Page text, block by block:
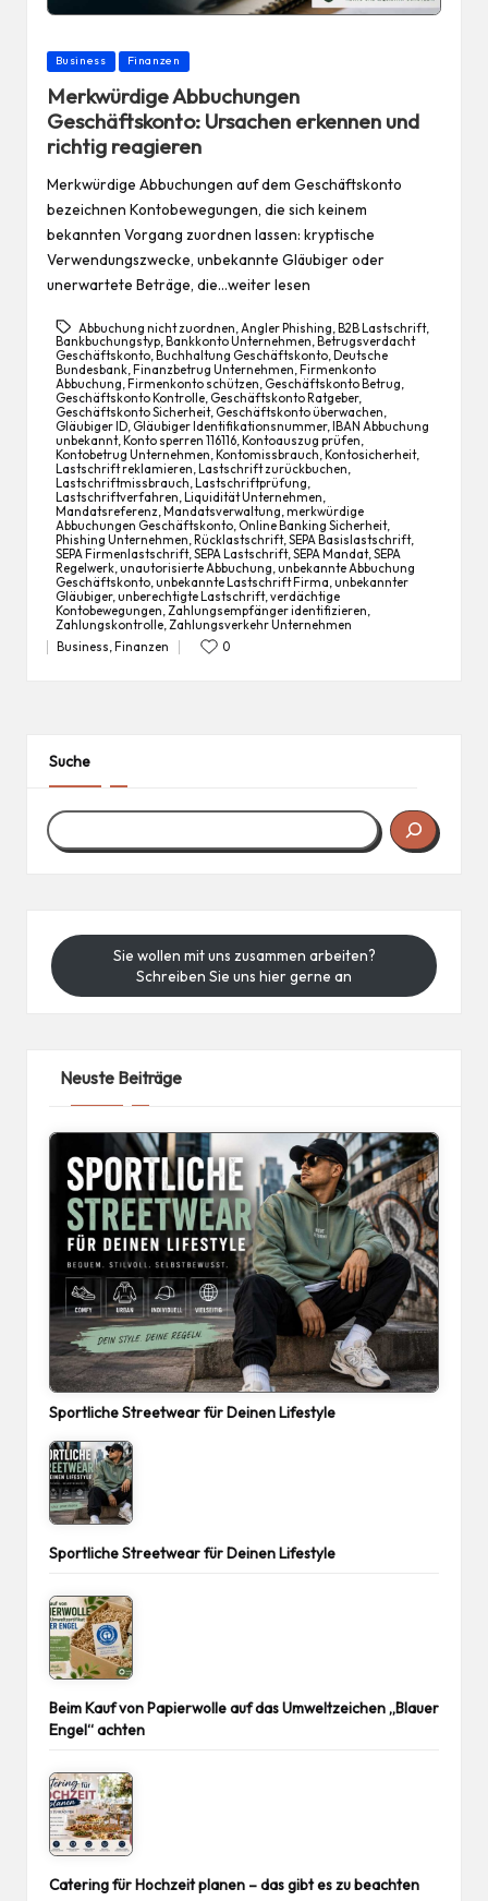
Posted
Business Finanzen
Merkwürdige Abbuchungen
Geschäftskonto: Ursachen erkennen und
richtig reagieren
Merkwürdige Abbuchungen auf dem Geschäftskonto
bezeichnen Kontobewegungen, die sich keinem
bekannten Vorgang zuordnen lassen: kryptische
Verwendungszwecke, unbekannte Gläubiger oder
unerwartete Beträge, die…weiter lesen
Tags:
Abbuchung nicht zuordnen Angler Phishing B2B Lastschrift,
Bankbuchungstyp, Bankkonto Unternehmen, Betrugsverdacht
Geschäftskonto, Buchhaltung Geschäftskonto, Deutsche
Bundesbank, Finanzbetrug Unternehmen, Firmenkonto
Abbuchung, Firmenkonto schützen, Geschäftskonto Betrug,
Geschäftskonto Kontrolle, Geschäftskonto Ratgeber,
Geschäftskonto Sicherheit, Geschäftskonto überwachen,
Gläubiger ID, Gläubiger Identifikationsnummer, IBAN Abbuchung
unbekannt, Konto sperren 116116, Kontoauszug prüfen,
Kontobetrug Unternehmen, Kontomissbrauch, Kontosicherheit,
Lastschrift reklamieren, Lastschrift zurückbuchen,
Lastschriftmissbrauch, Lastschriftprüfung,
Lastschriftverfahren, Liquidität Unternehmen,
Mandatsreferenz, Mandatsverwaltung,merkwürdige
Abbuchungen Geschäftskonto, Online Banking Sicherheit,
Phishing Unternehmen, Rücklastschrift,SEPA Basislastschrift,
SEPA Firmenlastschrift,SEPA Lastschrift,SEPA Mandat,SEPA
Regelwerk,unautorisierte Abbuchung,unbekannte Abbuchung
Geschäftskonto,unbekannte Lastschrift Firma,unbekannter
Gläubiger,unberechtigte Lastschrift,verdächtige
Kontobewegungen,Zahlungsempfänger identifizieren,
Zahlungskontrolle,Zahlungsverkehr Unternehmen
Posted
Business ,Finanzen 0
Suche
Sie wollen mit uns zusammen arbeiten?
Schreiben Sie uns hier gerne an
Neuste Beiträge
Sportliche Streetwear für Deinen Lifestyle
Sportliche Streetwear für Deinen Lifestyle
Beim Kauf von Papierwolle auf das Umweltzeichen „Blauer
Engel“ achten
Catering für Hochzeit planen – das gibt es zu beachten